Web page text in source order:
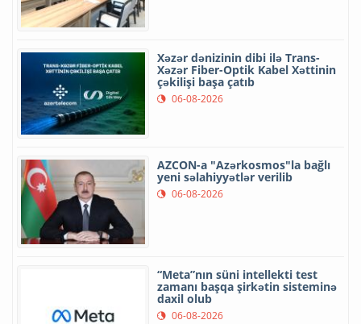
Xəzər dənizinin dibi ilə Trans-
Xəzər Fiber-Optik Kabel Xəttinin
çəkilişi başa çatıb
06-08-2026
AZCON-a "Azərkosmos"la bağlı
yeni səlahiyyətlər verilib
06-08-2026
“Meta”nın süni intellekti test
zamanı başqa şirkətin sisteminə
daxil olub
06-08-2026